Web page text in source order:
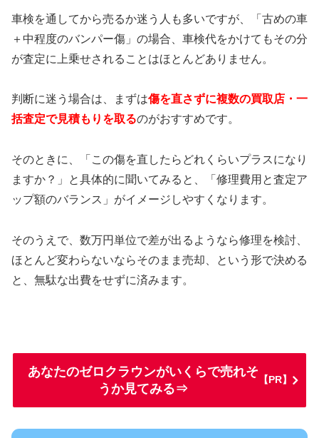
車検を通してから売るか迷う人も多いですが、「古めの車
＋中程度のバンパー傷」の場合、車検代をかけてもその分
が査定に上乗せされることはほとんどありません。
判断に迷う場合は、まずは傷を直さずに複数の買取店・一
括査定で見積もりを取るのがおすすめです。
そのときに、「この傷を直したらどれくらいプラスになり
ますか？」と具体的に聞いてみると、「修理費用と査定ア
ップ額のバランス」がイメージしやすくなります。
そのうえで、数万円単位で差が出るようなら修理を検討、
ほとんど変わらないならそのまま売却、という形で決める
と、無駄な出費をせずに済みます。
あなたのゼロクラウンがいくらで売れそ
うか見てみる⇒
【PR】